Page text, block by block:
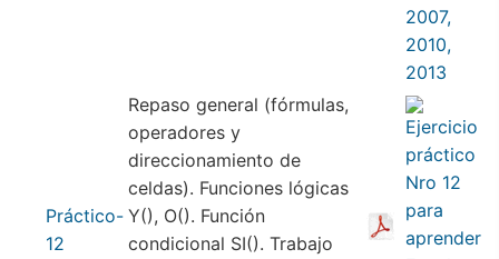
Práctico-
12
Repaso general (fórmulas,
operadores y
direccionamiento de
celdas). Funciones lógicas
Y(), O(). Función
condicional SI(). Trabajo